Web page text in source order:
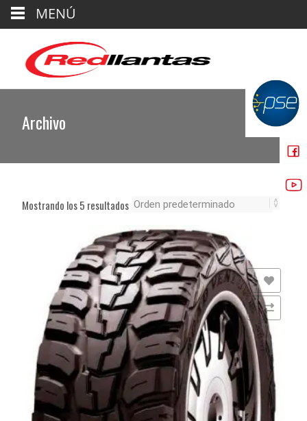
Archivo
Mostrando los 5 resultados
Comparar
Añadir a la lista de deseos
MENÚ